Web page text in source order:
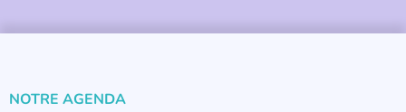
NOTRE AGENDA